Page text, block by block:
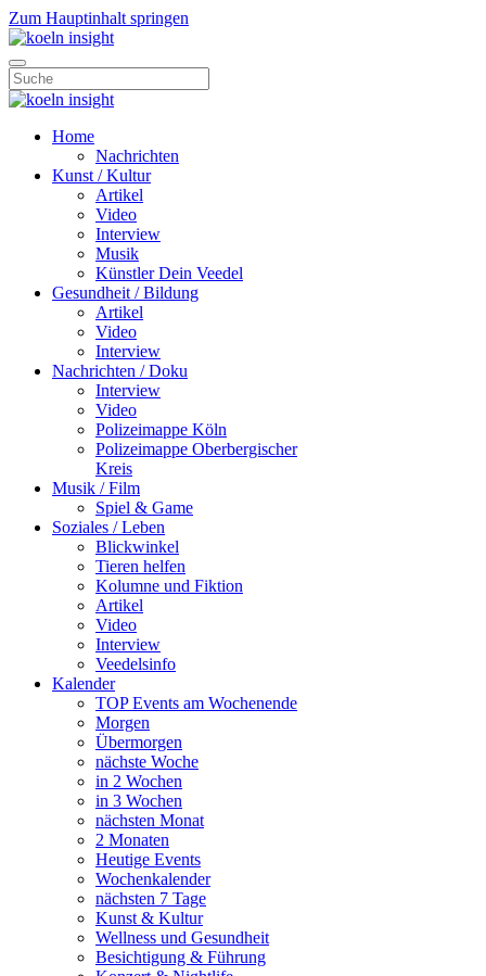
Zum Hauptinhalt springen
Home
Nachrichten
Kunst / Kultur
Artikel
Video
Interview
Musik
Künstler Dein Veedel
Gesundheit / Bildung
Artikel
Video
Interview
Nachrichten / Doku
Interview
Video
Polizeimappe Köln
Polizeimappe Oberbergischer
Kreis
Musik / Film
Spiel & Game
Soziales / Leben
Blickwinkel
Tieren helfen
Kolumne und Fiktion
Artikel
Video
Interview
Veedelsinfo
Kalender
TOP Events am Wochenende
Morgen
Übermorgen
nächste Woche
in 2 Wochen
in 3 Wochen
nächsten Monat
2 Monaten
Heutige Events
Wochenkalender
nächsten 7 Tage
Kunst & Kultur
Wellness und Gesundheit
Besichtigung & Führung